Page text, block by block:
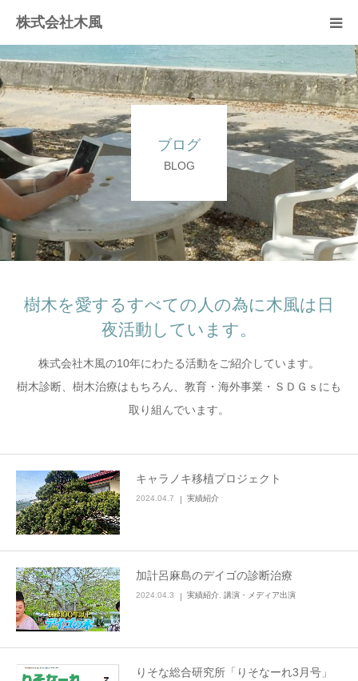
株式会社木風
ブログ
BLOG
樹木を愛するすべての人の為に木風は日
夜活動しています。
株式会社木風の10年にわたる活動をご紹介しています。
樹木診断、樹木治療はもちろん、教育・海外事業・ＳＤＧｓにも
取り組んでいます。
キャラノキ移植プロジェクト
2024.04.7 実績紹介
加計呂麻島のデイゴの診断治療
2024.04.3 実績紹介 講演・メディア出演
りそな総合研究所「りそなーれ3月号」
業務案内
資材販売(ブレスパイプ)
樹木医受験応援講座
お問い合せ